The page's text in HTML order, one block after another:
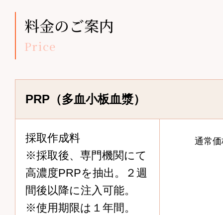
料金のご案内
Price
PRP（多血小板血漿）
採取作成料
※採取後、専門機関にて
高濃度PRPを抽出。２週
間後以降に注入可能。
※使用期限は１年間。
通常